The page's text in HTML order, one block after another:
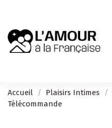
Accueil Plaisirs Intimes
Télécommande